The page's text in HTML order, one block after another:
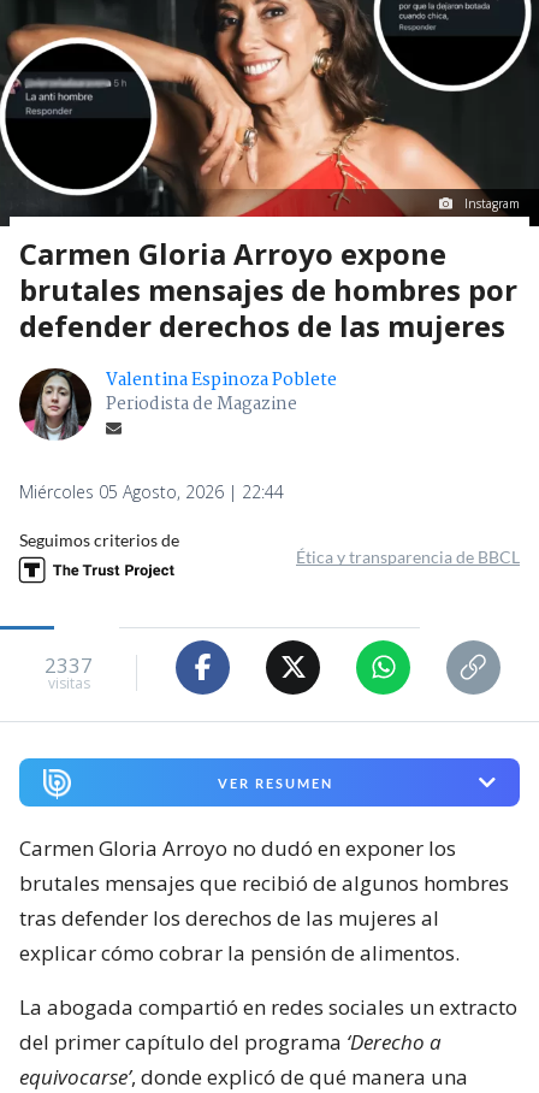
Instagram
Carmen Gloria Arroyo expone
brutales mensajes de hombres por
defender derechos de las mujeres
Valentina Espinoza Poblete
Periodista de Magazine
Miércoles 05 Agosto, 2026 | 22:44
Seguimos criterios de
Ética y transparencia de BBCL
2337
visitas
VER RESUMEN
Carmen Gloria Arroyo no dudó en exponer los
brutales mensajes que recibió de algunos hombres
tras defender los derechos de las mujeres al
explicar cómo cobrar la pensión de alimentos.
La abogada compartió en redes sociales un extracto
del primer capítulo del programa ‘Derecho a
equivocarse’, donde explicó de qué manera una